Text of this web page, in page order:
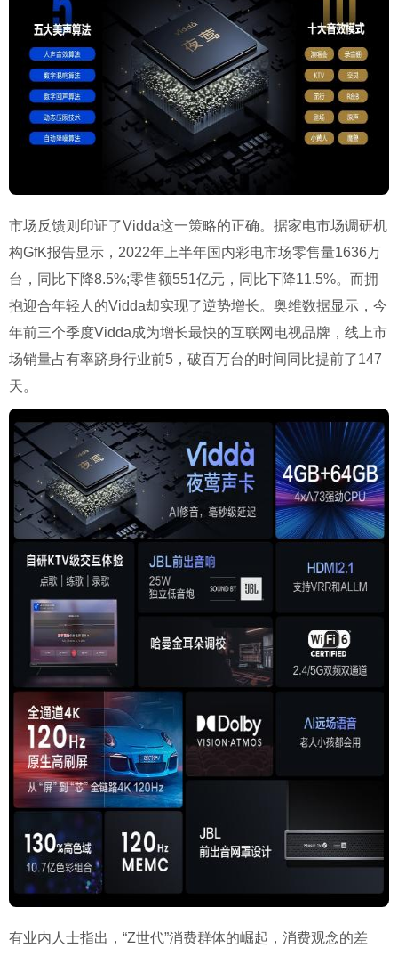
市场反馈则印证了Vidda这一策略的正确。据家电市场调研机
构GfK报告显示，2022年上半年国内彩电市场零售量1636万
台，同比下降8.5%;零售额551亿元，同比下降11.5%。而拥
抱迎合年轻人的Vidda却实现了逆势增长。奥维数据显示，今
年前三个季度Vidda成为增长最快的互联网电视品牌，线上市
场销量占有率跻身行业前5，破百万台的时间同比提前了147
天。
有业内人士指出，“Z世代”消费群体的崛起，消费观念的差